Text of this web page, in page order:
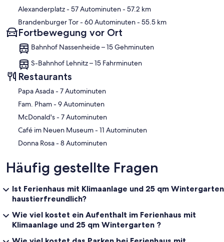
Alexanderplatz- 57 Autominuten- 57.2 km
Brandenburger Tor- 60 Autominuten- 55.5 km
Fortbewegung vor Ort
Bahnhof Nassenheide – 15 Gehminuten
S-Bahnhof Lehnitz – 15 Fahrminuten
Restaurants
‪Papa Asada - ‬7 Autominuten
‪Fam. Pham - ‬9 Autominuten
‪McDonald's - ‬7 Autominuten
‪Café im Neuen Museum - ‬11 Autominuten
‪Donna Rosa - ‬8 Autominuten
Häufig gestellte Fragen
Ist Ferienhaus mit Klimaanlage und 25 qm Wintergarten
haustierfreundlich?
Wie viel kostet ein Aufenthalt im Ferienhaus mit
Klimaanlage und 25 qm Wintergarten ?